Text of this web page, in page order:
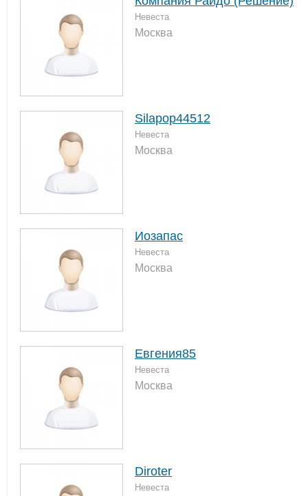
Невеста
Москва
Silapop44512
Невеста
Москва
Иозапас
Невеста
Москва
Евгения85
Невеста
Москва
Diroter
Невеста